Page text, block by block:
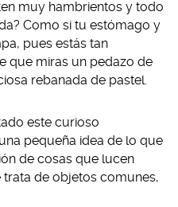
muy hambrientos y todo
Como si tu estómago y
pues estás tan
que miras un pedazo de
rebanada de pastel.
este curioso
pequeña idea de lo que
de cosas que lucen
trata de objetos comunes,